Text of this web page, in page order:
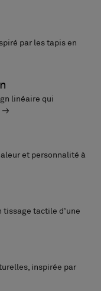
par les tapis en
linéaire qui
et personnalité à
tissage tactile d’une
inspirée par